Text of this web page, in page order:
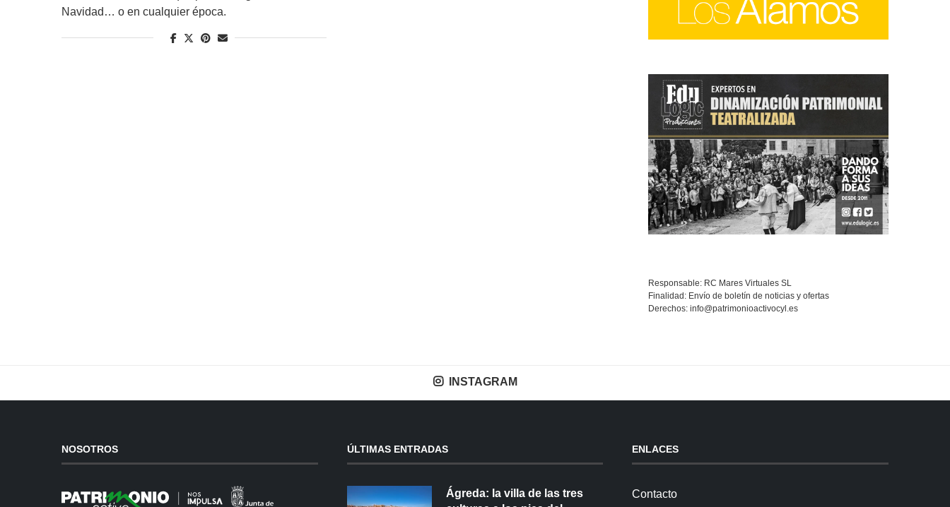
Navidad… o en cualquier época.
Responsable: RC Mares Virtuales SL
Finalidad: Envío de boletín de noticias y ofertas
Derechos: info@patrimonioactivocyl.es
INSTAGRAM
NOSOTROS ÚLTIMAS ENTRADAS
Ágreda: la villa de las tres
ENLACES
Contacto